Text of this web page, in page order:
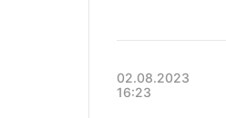
02.08.2023
16:23